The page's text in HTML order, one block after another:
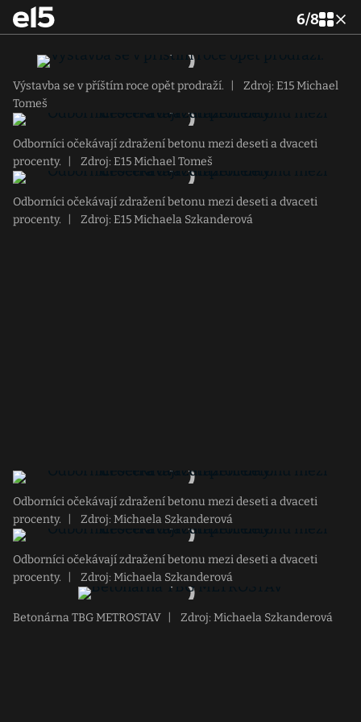
6/8
Výstavba se v příštím roce opět prodraží.
Zdroj: E15 Michael
Tomeš
Odborníci očekávají zdražení betonu mezi deseti a dvaceti
procenty.
Zdroj: E15 Michael Tomeš
Odborníci očekávají zdražení betonu mezi deseti a dvaceti
procenty.
Zdroj: E15 Michaela Szkanderová
Odborníci očekávají zdražení betonu mezi deseti a dvaceti
procenty.
Zdroj: Michaela Szkanderová
Odborníci očekávají zdražení betonu mezi deseti a dvaceti
procenty.
Zdroj: Michaela Szkanderová
Betonárna TBG METROSTAV Zdroj: Michaela Szkanderová